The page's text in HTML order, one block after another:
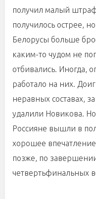
получил малый
получилось острее,
Белорусы больше
каким-то чудом не
отбивались. Иногда,
работало на них.
неравных составах,
удалили Новикова.
Россияне вышли в
хорошее
позже, по
четвертьфинальных